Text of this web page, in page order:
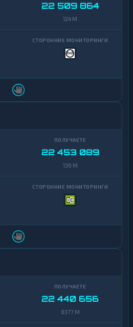
22 509 864
124 M
22 453 089
136 M
22 440 656
8377 M